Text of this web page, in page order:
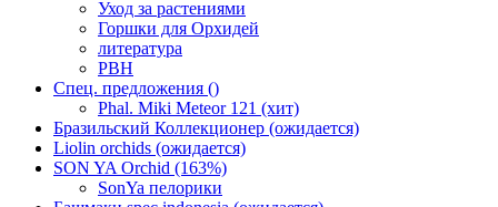
Уход за растениями
Горшки для Орхидей
литература
РВН
Спец. предложения ()
Phal. Miki Meteor 121 (хит)
Бразильский Коллекционер (ожидается)
Liolin orchids (ожидается)
SON YA Orchid (163%)
SonYa пелорики